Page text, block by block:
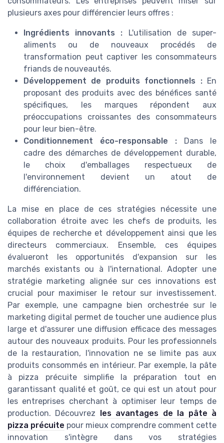
plusieurs axes pour différencier leurs offres :
Ingrédients innovants : L'utilisation de super-
aliments ou de nouveaux procédés de
transformation peut captiver les consommateurs
friands de nouveautés.
Développement de produits fonctionnels :En
proposant des produits avec des bénéfices santé
spécifiques, les marques répondent aux
préoccupations croissantes des consommateurs
pour leur bien-être.
Conditionnement éco-responsable : Dans le
cadre des démarches de développement durable,
le choix d'emballages respectueux de
l'environnement devient un atout de
différenciation.
La mise en place de ces stratégies nécessite une
collaboration étroite avec les chefs de produits, les
équipes de recherche et développement ainsi que les
directeurs commerciaux. Ensemble, ces équipes
évalueront les opportunités d'expansion sur les
marchés existants ou à l'international. Adopter une
stratégie marketing alignée sur ces innovations est
crucial pour maximiser le retour sur investissement.
Par exemple, une campagne bien orchestrée sur le
marketing digital permet de toucher une audience plus
large et d'assurer une diffusion efficace des messages
autour des nouveaux produits. Pour les professionnels
de la restauration, l'innovation ne se limite pas aux
produits consommés en intérieur. Par exemple, la pâte
à pizza précuite simplifie la préparation tout en
garantissant qualité et goût, ce qui est un atout pour
les entreprises cherchant à optimiser leur temps de
production. Découvrez
les avantages de la pâte à
pizza précuite pour mieux comprendre comment cette
innovation s'intègre dans vos stratégies